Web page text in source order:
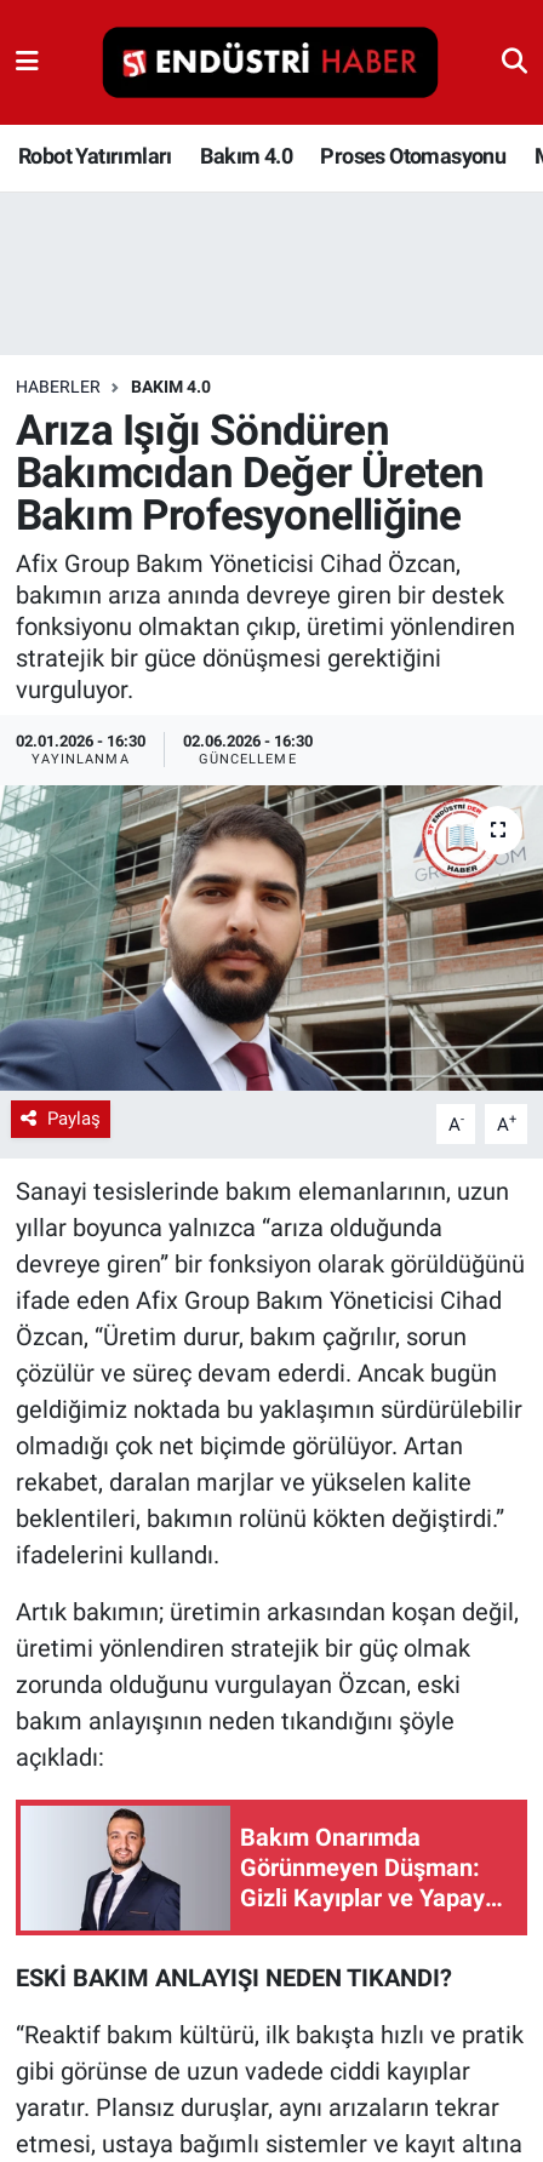
Robot Yatırımları Bakım 4.0 Proses Otomasyonu
HABERLER BAKIM 4.0
Arıza Işığı Söndüren
Bakımcıdan Değer Üreten
Bakım Profesyonelliğine
Afix Group Bakım Yöneticisi Cihad Özcan,
bakımın arıza anında devreye giren bir destek
fonksiyonu olmaktan çıkıp, üretimi yönlendiren
stratejik bir güce dönüşmesi gerektiğini
vurguluyor.
02.01.2026 - 16:30
YAYINLANMA
02.06.2026 - 16:30
GÜNCELLEME
Paylaş A- A+
Sanayi tesislerinde bakım elemanlarının, uzun
yıllar boyunca yalnızca “arıza olduğunda
devreye giren” bir fonksiyon olarak görüldüğünü
ifade eden Afix Group Bakım Yöneticisi Cihad
Özcan, “Üretim durur, bakım çağrılır, sorun
çözülür ve süreç devam ederdi. Ancak bugün
geldiğimiz noktada bu yaklaşımın sürdürülebilir
olmadığı çok net biçimde görülüyor. Artan
rekabet, daralan marjlar ve yükselen kalite
beklentileri, bakımın rolünü kökten değiştirdi.”
ifadelerini kullandı.
Artık bakımın; üretimin arkasından koşan değil,
üretimi yönlendiren stratejik bir güç olmak
zorunda olduğunu vurgulayan Özcan, eski
bakım anlayışının neden tıkandığını şöyle
açıkladı:
Bakım Onarımda
Görünmeyen Düşman:
Gizli Kayıplar ve Yapay
Zekâ Devrimi
ESKİ BAKIM ANLAYIŞI NEDEN TIKANDI?
“Reaktif bakım kültürü, ilk bakışta hızlı ve pratik
gibi görünse de uzun vadede ciddi kayıplar
yaratır. Plansız duruşlar, aynı arızaların tekrar
etmesi, ustaya bağımlı sistemler ve kayıt altına
Robot Yatırımları
Bakım 4.0
İnşaat ve Malzeme
HaberOrtak
EndüstriST
Enerjisini Üreten Fabrikalar
Endüstri 4.0 Uygulamaları
Ağır Sanayi Çözümleri